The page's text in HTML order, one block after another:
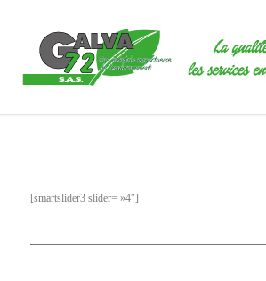
[smartslider3 slider= »4″]